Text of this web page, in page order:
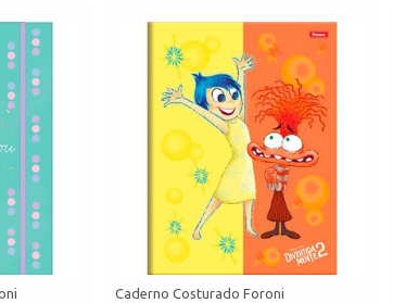
Caderno Costurado Foroni